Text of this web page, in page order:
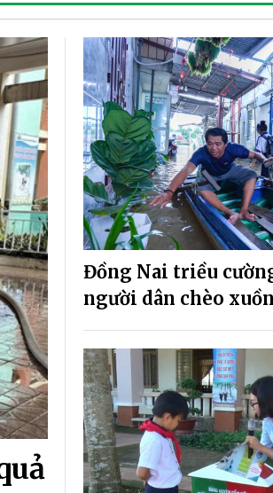
Đồng Nai triều
người dân chèo